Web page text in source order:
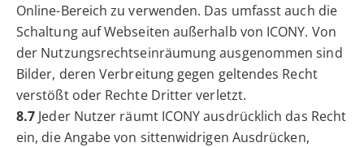
Online-Bereich zu verwenden. Das umfasst auch die
Schaltung auf Webseiten außerhalb von ICONY. Von
der Nutzungsrechtseinräumung ausgenommen sind
Bilder, deren Verbreitung gegen geltendes Recht
verstößt oder Rechte Dritter verletzt.
8.7 Jeder Nutzer räumt ICONY ausdrücklich das Recht
ein, die Angabe von sittenwidrigen Ausdrücken,